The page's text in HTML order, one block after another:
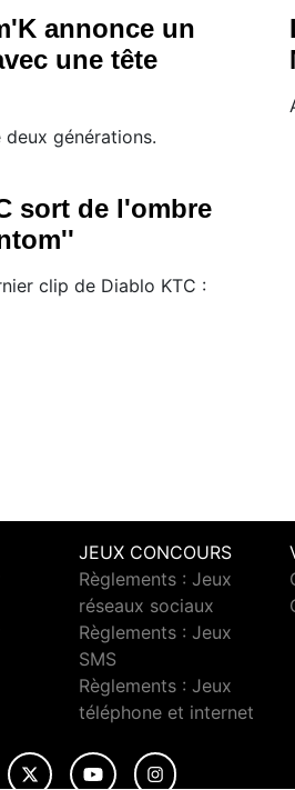
annonce un
une tête
générations.
sort de l'ombre
clip de Diablo KTC :
JEUX CONCOURS
Règlements : Jeux
réseaux sociaux
Règlements : Jeux
SMS
Règlements : Jeux
téléphone et internet